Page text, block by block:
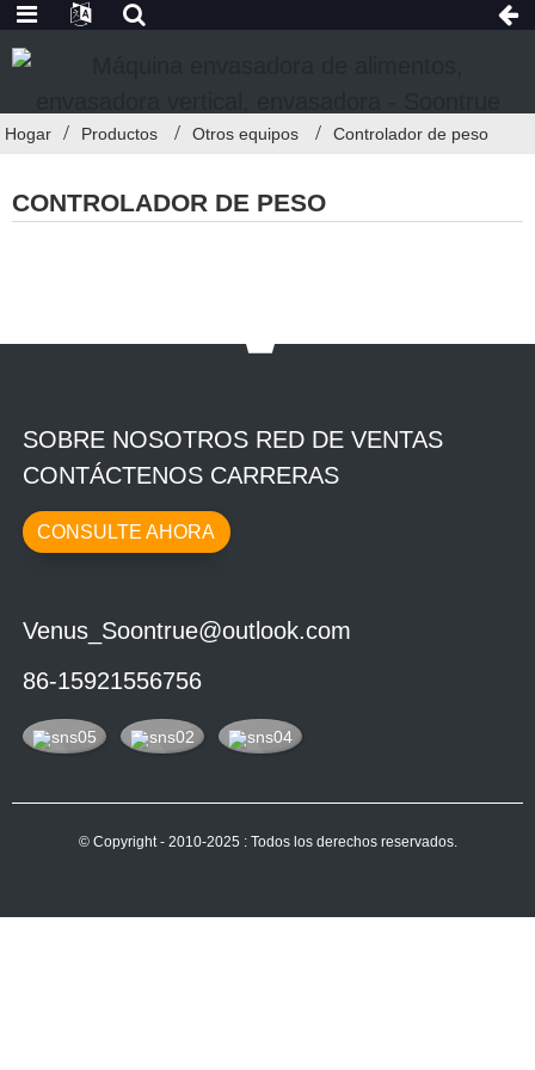
Hogar Productos Otros equipos Controlador de peso
CONTROLADOR DE PESO
SOBRE NOSOTROS RED DE VENTAS
CONTÁCTENOS CARRERAS
CONSULTE AHORA
Venus_Soontrue@outlook.com
86-15921556756
© Copyright - 2010-2025 : Todos los derechos reservados.